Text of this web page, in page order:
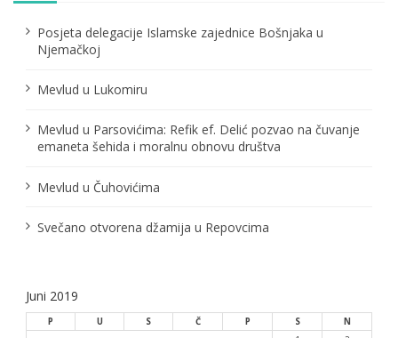
Posjeta delegacije Islamske zajednice Bošnjaka u
Njemačkoj
Mevlud u Lukomiru
Mevlud u Parsovićima: Refik ef. Delić pozvao na čuvanje
emaneta šehida i moralnu obnovu društva
Mevlud u Čuhovićima
Svečano otvorena džamija u Repovcima
Juni 2019
P U S Č P S
N